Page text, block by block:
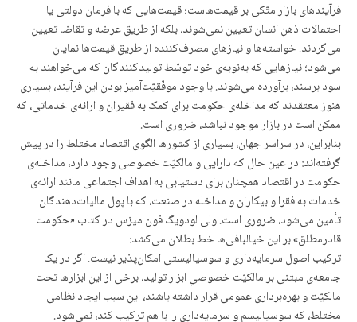
فرآیندهای بازار متّکی بر قیمت‌هاست؛ قیمت‌هایی که با فرمان دولتی یا
احتمالات ذهن انسان تعیین نمی‌شوند، بلکه از طریق عرضه و تقاضا تعیین
می‌گردند. خواسته‌ها و نیازهای مصرف‌کننده از طریق قیمت‌ها نمایان
می‌شود؛ نیازهایی که به‌نوبه‌ی خود توسّط تولیدکنندگان که می‌خواهند به
سود برسند، برآورده می‌شوند. با وجود موفّقیّت‌آمیز بودن این فرآیند، بسیاری
هنوز معتقدند که مداخله‌ی حکومت برای کمک به فقیران و ارائه‌ی خدماتی، که
ممکن است در بازار موجود نباشد، ضروری است.
بنابراین، در سراسر جهان، بسیاری از کشورها الگوی اقتصاد مختلط را در پیش
گرفته‌اند: در عین حال که دارایی و مالکیّت خصوصی وجود دارد، مداخله‌ی
حکومت در اقتصاد همچنان برای دستیابی به اهداف اجتماعی مانند ارائه‌ی
خدمات به فقرا و بیکاران و مداخله در صنعت، که با پول مالیات‌دهندگان
تأمین می‌شود، ضروری است. ولی لودویگ فون میزس در کتاب «حکومت
قادرمطلق» بر این خیالبافی‌ها خط بطلان می‌کشد:
ترکیب اصول سرمایه‌داری و سوسیالیستی امکان‌پذیر نیست. اگر در یک
جامعه‌ی مبتنی بر مالکیّت خصوصیِ ابزار تولید، برخی از این ابزارها تحت
مالکیّت و بهره‌برداری عمومی قرار داشته باشند، این سبب ایجاد نظامی
مختلط، که سوسیالیسم و سرمایه‌داری را با هم ترکیب کند، نمی‌شود.